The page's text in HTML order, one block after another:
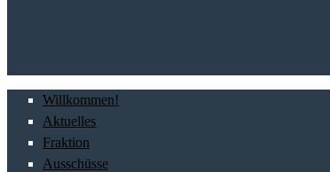
Willkommen!
Aktuelles
Fraktion
Ausschüsse